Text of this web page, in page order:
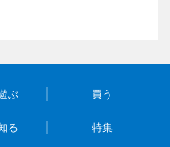
ぶ 買う
る 特集